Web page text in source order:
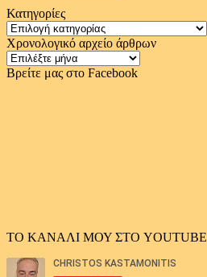
Κατηγορίες
Κατηγορίες
Χρονολογικό αρχείο άρθρων
Χρονολογικό
αρχείο
Βρείτε μας στο Facebook
ΤΟ ΚΑΝΑΛΙ ΜΟΥ ΣΤΟ YOUTUBE